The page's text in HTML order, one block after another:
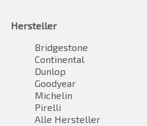
Hersteller
Bridgestone
Continental
Dunlop
Goodyear
Michelin
Pirelli
Alle Hersteller